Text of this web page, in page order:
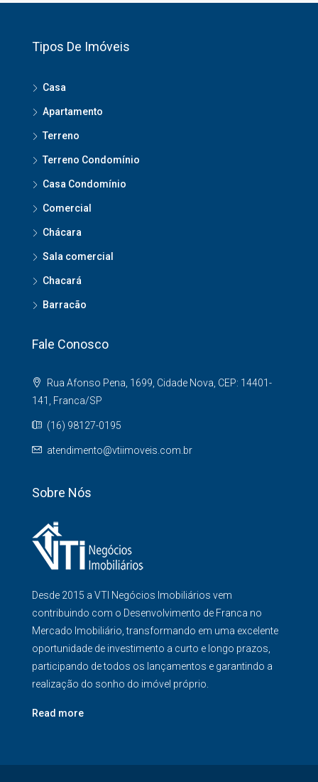
Tipos De Imóveis
Casa
Apartamento
Terreno
Terreno Condomínio
Casa Condomínio
Comercial
Chácara
Sala comercial
Chacará
Barracão
Fale Conosco
Rua Afonso Pena, 1699, Cidade Nova, CEP: 14401-
141, Franca/SP
(16) 98127-0195
atendimento@vtiimoveis.com.br
Sobre Nós
Desde 2015 a VTI Negócios Imobiliários vem
contribuindo com o Desenvolvimento de Franca no
Mercado Imobiliário, transformando em uma excelente
oportunidade de investimento a curto e longo prazos,
participando de todos os lançamentos e garantindo a
realização do sonho do imóvel próprio.
Read more